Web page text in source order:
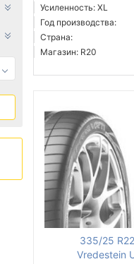
Усиленность: XL
Год производства:
Страна:
Магазин: R20
335/25
Vredestein